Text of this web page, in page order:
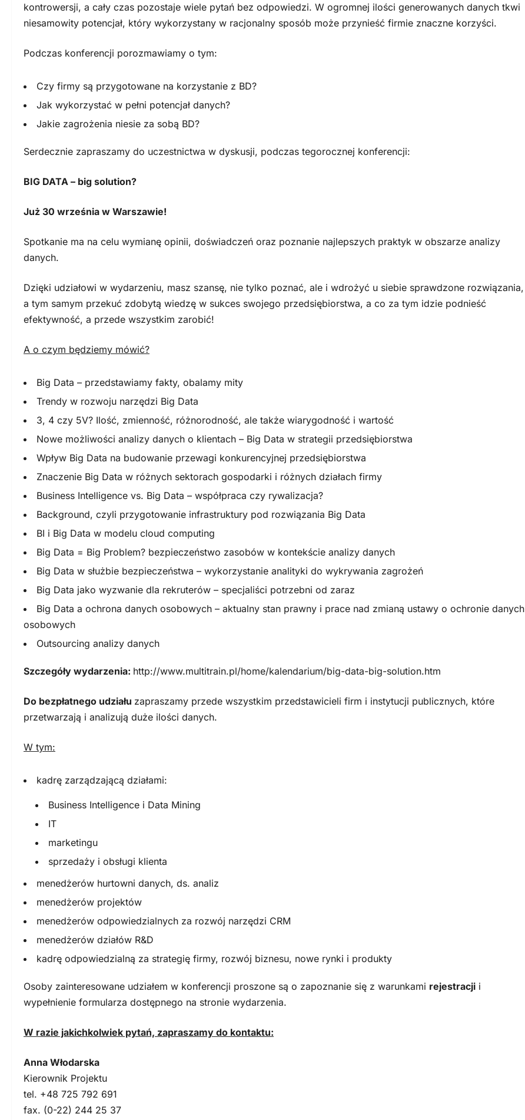
kontrowersji, a cały czas pozostaje wiele pytań bez odpowiedzi. W ogromnej ilości generowanych danych tkwi
niesamowity potencjał, który wykorzystany w racjonalny sposób może przynieść firmie znaczne korzyści.
Podczas konferencji porozmawiamy o tym:
Czy firmy są przygotowane na korzystanie z BD?
Jak wykorzystać w pełni potencjał danych?
Jakie zagrożenia niesie za sobą BD?
Serdecznie zapraszamy do uczestnictwa w dyskusji, podczas tegorocznej konferencji:
BIG DATA – big solution?
Już 30 września w Warszawie!
Spotkanie ma na celu wymianę opinii, doświadczeń oraz poznanie najlepszych praktyk w obszarze analizy
danych.
Dzięki udziałowi w wydarzeniu, masz szansę, nie tylko poznać, ale i wdrożyć u siebie sprawdzone rozwiązania,
a tym samym przekuć zdobytą wiedzę w sukces swojego przedsiębiorstwa, a co za tym idzie podnieść
efektywność, a przede wszystkim zarobić!
A o czym będziemy mówić?
Big Data – przedstawiamy fakty, obalamy mity
Trendy w rozwoju narzędzi Big Data
3, 4 czy 5V? Ilość, zmienność, różnorodność, ale także wiarygodność i wartość
Nowe możliwości analizy danych o klientach – Big Data w strategii przedsiębiorstwa
Wpływ Big Data na budowanie przewagi konkurencyjnej przedsiębiorstwa
Znaczenie Big Data w różnych sektorach gospodarki i różnych działach firmy
Business Intelligence vs. Big Data – współpraca czy rywalizacja?
Background, czyli przygotowanie infrastruktury pod rozwiązania Big Data
BI i Big Data w modelu cloud computing
Big Data = Big Problem? bezpieczeństwo zasobów w kontekście analizy danych
Big Data w służbie bezpieczeństwa – wykorzystanie analityki do wykrywania zagrożeń
Big Data jako wyzwanie dla rekruterów – specjaliści potrzebni od zaraz
Big Data a ochrona danych osobowych – aktualny stan prawny i prace nad zmianą ustawy o ochronie danych
osobowych
Outsourcing analizy danych
Szczegóły wydarzenia: http://www.multitrain.pl/home/kalendarium/big-data-big-solution.htm
Do bezpłatnego udziału zapraszamy przede wszystkim przedstawicieli firm i instytucji publicznych, które
przetwarzają i analizują duże ilości danych.
W tym:
kadrę zarządzającą działami:
Business Intelligence i Data Mining
IT
marketingu
sprzedaży i obsługi klienta
menedżerów hurtowni danych, ds. analiz
menedżerów projektów
menedżerów odpowiedzialnych za rozwój narzędzi CRM
menedżerów działów R&D
kadrę odpowiedzialną za strategię firmy, rozwój biznesu, nowe rynki i produkty
Osoby zainteresowane udziałem w konferencji proszone są o zapoznanie się z warunkami rejestracji i
wypełnienie formularza dostępnego na stronie wydarzenia.
W razie jakichkolwiek pytań, zapraszamy do kontaktu:
Anna Włodarska
Kierownik Projektu
tel. +48 725 792 691
fax. (0-22) 244 25 37